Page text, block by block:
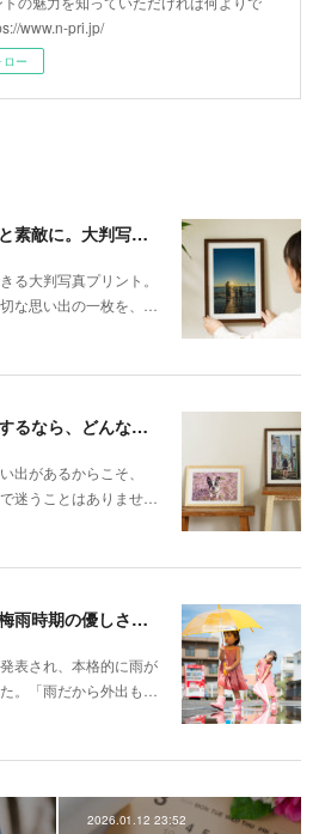
www.n-pri.jp/
ロー
お気に入りの一枚をもっと素敵に。大判写真プリントの飾り方
る大判写真プリント。
な思い出の一枚を、…
せっかく大きくプリントするなら、どんな写真が向いている？
出があるからこそ、
迷うことはありませ…
雨が主役の撮影シーン。梅雨時期の優しさを切り取る撮影テクニック
表され、本格的に雨が
。「雨だから外出も…
2026.01.12 23:52